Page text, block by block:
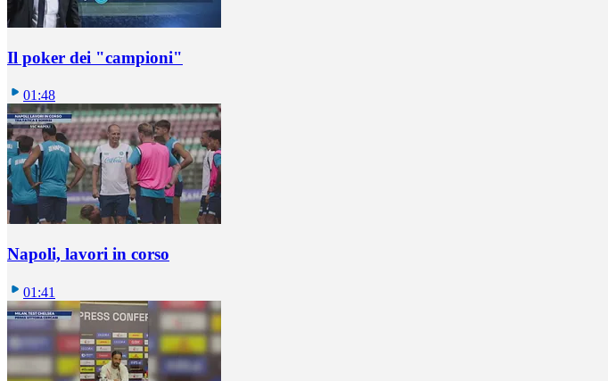
Il poker dei "campioni"
01:48
Napoli, lavori in corso
01:41